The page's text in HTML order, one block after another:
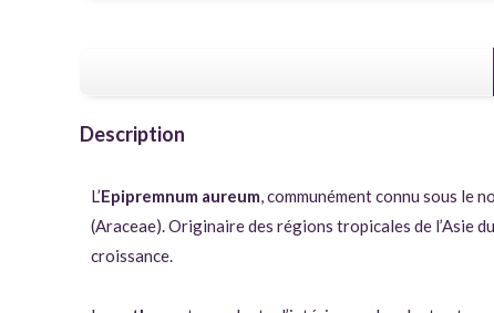
Description
L’Epipremnum aureum, communément connu sous le
(Araceae). Originaire des régions tropicales de l’Asie
croissance.